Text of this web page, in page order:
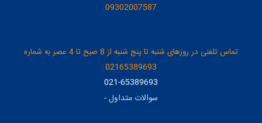
09302007587
تماس تلفنی در روزهای شنبه تا پنج شنبه از 8 صبح تا 4 عصر به شماره
02165389693
021-65389693
سوالات متداول-